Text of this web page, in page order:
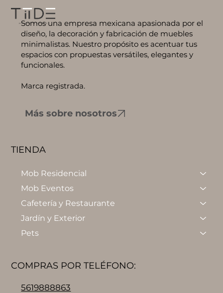
Somos una empresa mexicana apasionada por el
diseño, la decoración y fabricación de muebles
minimalistas. Nuestro propósito es acentuar tus
espacios con propuestas versátiles, elegantes y
funcionales.
Marca registrada.
Más sobre nosotros
TIENDA
Mob Residencial
Mob Eventos
Cafetería y Restaurante
Jardín y Exterior
Pets
COMPRAS POR TELÉFONO:
5619888863